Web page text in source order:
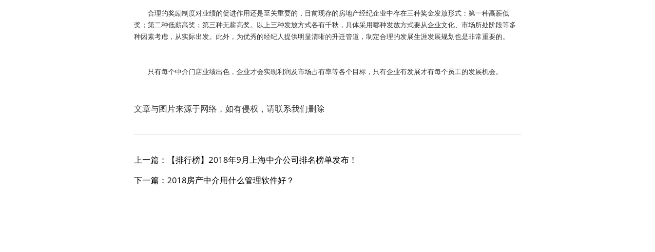
合理的奖励制度对业绩的促进作用还是至关重要的，目前现存的房地产经纪企业中存在三种奖金发放形式：第一种高薪低
奖；第二种低薪高奖；第三种无薪高奖。以上三种发放方式各有千秋，具体采用哪种发放方式要从企业文化、市场所处阶段等多
种因素考虑，从实际出发。此外，为优秀的经纪人提供明显清晰的升迁管道，制定合理的发展生涯发展规划也是非常重要的。
只有每个中介门店业绩出色，企业才会实现利润及市场占有率等各个目标，只有企业有发展才有每个员工的发展机会。
文章与图片来源于网络，如有侵权，请联系我们删除
上一篇：【排行榜】2018年9月上海中介公司排名榜单发布！
下一篇：2018房产中介用什么管理软件好？